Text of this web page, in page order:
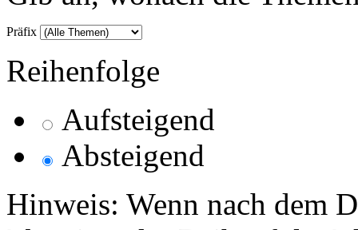
Präfix
Reihenfolge
Aufsteigend
Absteigend
Hinweis: Wenn nach dem